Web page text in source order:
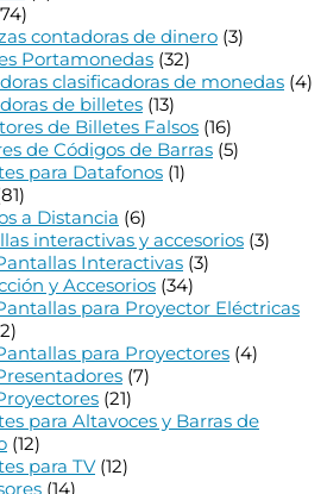
contadoras de dinero (3)
Portamonedas (32)
clasificadoras de monedas (4)
de billetes (13)
de Billetes Falsos (16)
de Códigos de Barras (5)
para Datafonos (1)
a Distancia (6)
interactivas y accesorios (3)
Interactivas (3)
y Accesorios (34)
para Proyector Eléctricas
para Proyectores (4)
(7)
(21)
para Altavoces y Barras de
(12)
para TV (12)
(14)